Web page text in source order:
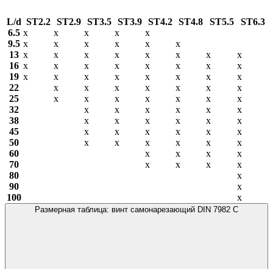
L/d ST2.2 ST2.9 ST3.5 ST3.9 ST4.2 ST4.8 ST5.5
ST6.3
6.5 х х х х
х
9.5 х х х х х
х
13 х х х х х х х
х
16 х х х х х х х
х
19 х х х х х х х
х
22
х х х х х х
х
25
х х х х х х
х
32
х х х х х
х
38
х х х х х
х
45
х х х х х
х
50
х х х х х
х
60
х х х
х
70
х х х
х
80
х
90
х
100
х
Размерная таблица: винт самонарезающий DIN 7982 С